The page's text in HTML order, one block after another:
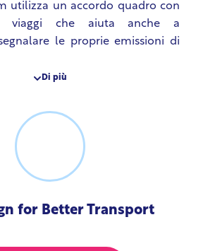
utilizza un accordo quadro con
viaggi che aiuta anche a
le proprie emissioni di
telefonici, videoconferenze
i voli possono essere presi in
solo quando il tempo totale di
AirClim darà priorità
pubblici, delle biciclette, del
eco-taxi e/o delle eco-auto
Di più
for Better Transport